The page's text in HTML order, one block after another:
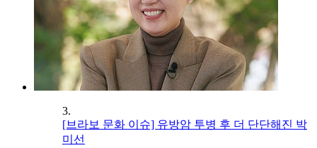
3.
[브라보 문화 이슈] 유방암 투병 후 더 단단해진 박
미선